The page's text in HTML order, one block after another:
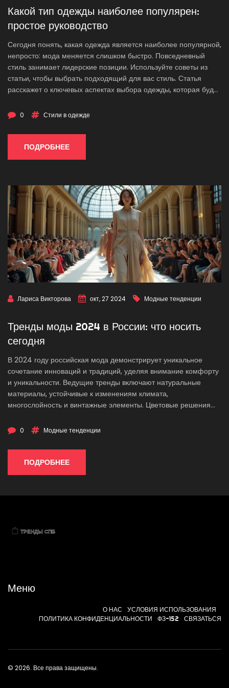
Какой тип одежды наиболее популярен:
простое руководство
Сегодня понять, какая одежда является наиболее популярной,
непросто: мода меняется слишком быстро. Повседневный
стиль занимает лидерские позиции. Используйте советы из
статьи, чтобы выбрать подходящий для вас стиль. Статья
расскажет о ключевых аспектах выбора одежды, которая будет
0 Стили в одежде
ПОДРОБНЕЕ
Лариса Викторова окт, 27 2024 Модные тенденции
Тренды моды 2024 в России: что носить
сегодня
В 2024 году российская мода демонстрирует уникальное
сочетание инноваций и традиций, уделяя внимание комфорту
и уникальности. Ведущие тренды включают натуральные
материалы, устойчивые к изменениям климата,
многослойность и винтажные элементы. Цветовые решения
внимание на индивидуальности и настроении. Особое
подчеркивают общий стиль. В этой статье мы разберём
наиболее актуальные тренды моды в России на 2024 год.
0 Модные тенденции
ПОДРОБНЕЕ
Меню
О НАС
УСЛОВИЯ ИСПОЛЬЗОВАНИЯ
ПОЛИТИКА КОНФИДЕНЦИАЛЬНОСТИ
ФЗ-152 СВЯЗАТЬСЯ
© 2026. Все права защищены.